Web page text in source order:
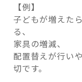
【例】
子どもが増えた
る、
家具の増減、
配置替えが行い
切です。